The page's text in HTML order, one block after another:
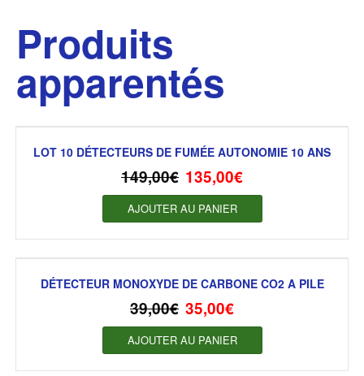
Produits
apparentés
LOT 10 DÉTECTEURS DE FUMÉE AUTONOMIE 10 ANS
149,00€ 135,00€
AJOUTER AU PANIER
DÉTECTEUR MONOXYDE DE CARBONE CO2 A PILE
39,00€ 35,00€
AJOUTER AU PANIER